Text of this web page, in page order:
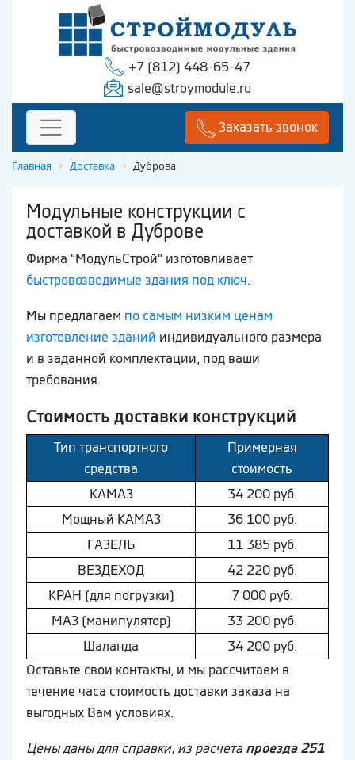
+7 (812) 448-65-47
sale@stroymodule.ru
Заказать звонок
Главная Доставка Дуброва
Модульные конструкции с
доставкой в Дуброве
Фирма "МодульСтрой" изготовливает
быстровозводимые здания под ключ.
Мы предлагаем по самым низким ценам
изготовление зданий индивидуального размера
и в заданной комплектации, под ваши
требования.
Стоимость доставки конструкций
Тип транспортного
средства
Примерная
стоимость
КAМAЗ
34 200 руб.
Мощный КAМAЗ
36 100 руб.
ГAЗEЛЬ
11 385 руб.
ВEЗДEХОД
42 220 руб.
КРАН (для погрузки)
7 000 руб.
МAЗ (манипулятор)
33 200 руб.
Шaлaнда
34 200 руб.
Оставьте свои контакты, и мы рассчитаем в
течение часа стоимость доставки заказа на
выгодных Вам условиях.
Цены даны для справки, из расчетапроезда 251